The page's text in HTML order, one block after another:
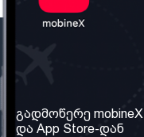
ჩვენ შესახებ
ჩვენი სერვისები
გადმოწერე
და App Store-დან